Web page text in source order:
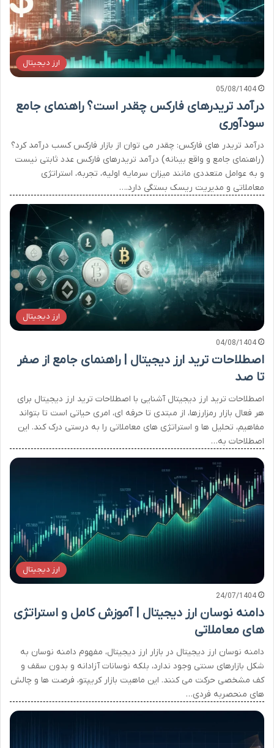
ارز دیجیتال
05/08/1404
درآمد تریدرهای فارکس چقدر است؟ راهنمای جامع
سودآوری
درآمد تریدر های فارکس: چقدر می توان از بازار فارکس کسب درآمد کرد؟
(راهنمای جامع و واقع بینانه) درآمد تریدرهای فارکس عدد ثابتی نیست
و به عوامل متعددی مانند میزان سرمایه اولیه، تجربه، استراتژی
معاملاتی و مدیریت ریسک بستگی دارد.…
ارز دیجیتال
04/08/1404
اصطلاحات ترید ارز دیجیتال | راهنمای جامع از صفر
تا صد
اصطلاحات ترید ارز دیجیتال آشنایی با اصطلاحات ترید ارز دیجیتال برای
هر فعال بازار رمزارزها، از مبتدی تا حرفه ای، امری حیاتی است تا بتواند
مفاهیم، تحلیل ها و استراتژی های معاملاتی را به درستی درک کند. این
اصطلاحات به…
ارز دیجیتال
24/07/1404
دامنه نوسان ارز دیجیتال | آموزش کامل و استراتژی
های معاملاتی
دامنه نوسان ارز دیجیتال در بازار ارز دیجیتال، مفهوم دامنه نوسان به
شکل بازارهای سنتی وجود ندارد، بلکه نوسانات آزادانه و بدون سقف و
کف مشخصی حرکت می کنند. این ماهیت بازار کریپتو، فرصت ها و چالش
های منحصربه فردی…